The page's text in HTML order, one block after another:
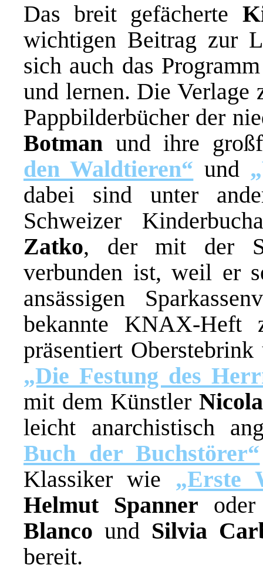
Das breit gefächerte
wichtigen Beitrag zur
sich auch das
und lernen. Die Verlage
Pappbilderbücher der
Botman und ihre
den Waldtieren“ und
dabei sind unter
Schweizer
Zatko, der mit der
verbunden ist, weil er
ansässigen
bekannte KNAX-Heft
präsentiert
„Die Festung des
mit dem Künstler
leicht anarchistisch
Buch der Buchstörer“
Klassiker wie „Erste
Helmut Spanner
Blanco und Silvia
bereit.